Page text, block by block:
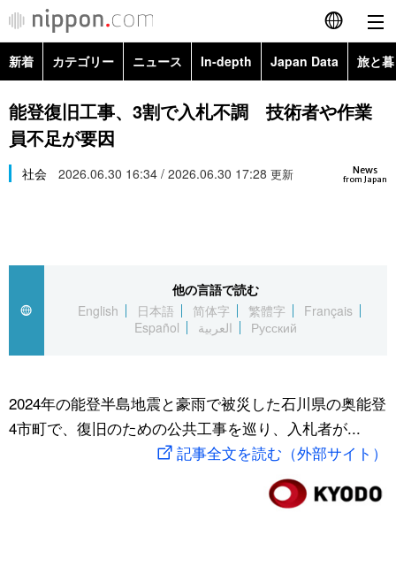
English
简体字
Русский
カテゴリー
経済・ビジネス
国際
文化
トップ
アーカイブ
In-depth
Japan Data
動画/Live
新着 カテゴリー ニュース In-depth Japan Data 旅と
政治・外交
経済・ビジネス
スポーツ・東京2020
Topics
能登復旧工事、3割で入札不調 技術者や作業
員不足が要因
News
from Japan
社会 2026.06.30 16:34 / 2026.06.30 17:28 更新
他の言語で読む
English
日本語 简体字 繁體字
Français
Español
العربية Русский
2024年の能登半島地震と豪雨で被災した石川県の奥能登
4市町で、復旧のための公共工事を巡り、入札者が...
記事全文を読む（外部サイト）